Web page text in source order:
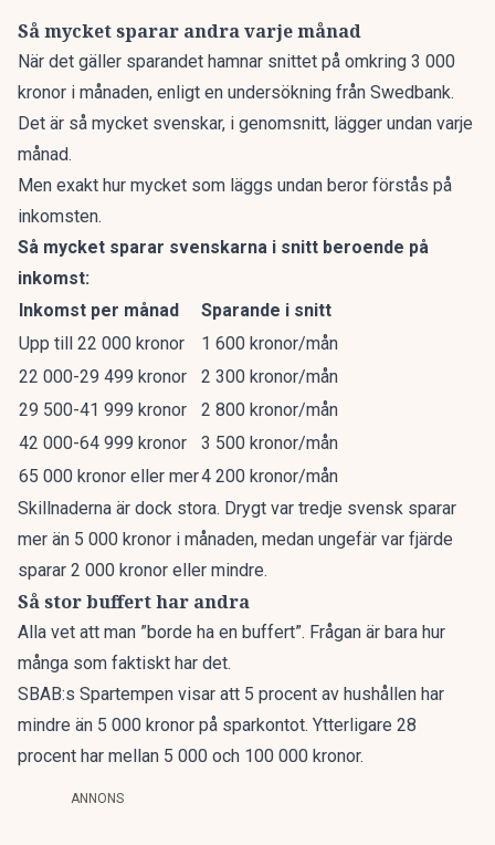
Så mycket sparar andra varje månad
När det gäller sparandet hamnar snittet på omkring 3 000
kronor i månaden, enligt en undersökning från Swedbank.
Det är så mycket svenskar, i genomsnitt, lägger undan varje
månad.
Men exakt hur mycket som läggs undan beror förstås på
inkomsten.
Så mycket sparar svenskarna i snitt beroende på
inkomst:
Inkomst per månad
Sparande i snitt
Upp till 22 000 kronor
1 600 kronor/mån
22 000-29 499 kronor
2 300 kronor/mån
29 500-41 999 kronor
2 800 kronor/mån
42 000-64 999 kronor
3 500 kronor/mån
65 000 kronor eller mer4 200 kronor/mån
Skillnaderna är dock stora. Drygt var tredje svensk sparar
mer än 5 000 kronor i månaden, medan ungefär var fjärde
sparar 2 000 kronor eller mindre.
Så stor buffert har andra
Alla vet att man ”borde ha en buffert”. Frågan är bara hur
många som faktiskt har det.
SBAB:s Spartempen visar att 5 procent av hushållen har
mindre än 5 000 kronor på sparkontot. Ytterligare 28
procent har mellan 5 000 och 100 000 kronor.
ANNONS